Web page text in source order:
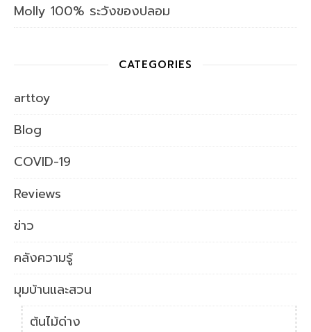
Molly 100% ระวังของปลอม
CATEGORIES
arttoy
Blog
COVID-19
Reviews
ข่าว
คลังความรู้
มุมบ้านและสวน
ต้นไม้ด่าง